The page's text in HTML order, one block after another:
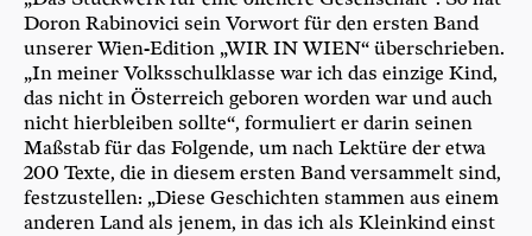
Doron Rabi­no­vici sein Vor­wort für den ers­ten Band
unse­rer Wien-Edi­ti­on „WIR IN WIEN“ über­schrie­ben.
„In mei­ner Volks­schul­klas­se war ich das ein­zi­ge Kind,
das nicht in Öster­reich gebo­ren wor­den war und auch
nicht hier­blei­ben soll­te“, for­mu­liert er dar­in sei­nen
Maß­stab für das Fol­gen­de, um nach Lek­tü­re der etwa
200 Tex­te, die in die­sem ers­ten Band ver­sam­melt sind,
fest­zu­stel­len: „Die­se Geschich­ten stam­men aus einem
ande­ren Land als jenem, in das ich als Klein­kind einst